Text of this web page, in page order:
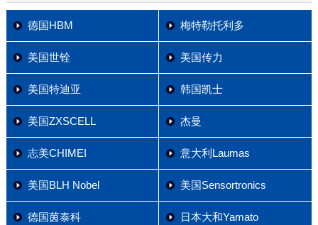
德国HBM 梅特勒托利多
美国世铨 美国传力
美国特迪亚 韩国凯士
美国ZXSCELL 杰曼
志美CHIMEI 意大利Laumas
美国BLH Nobel 美国Sensortronics
德国茵泰科 日本大和Yamato